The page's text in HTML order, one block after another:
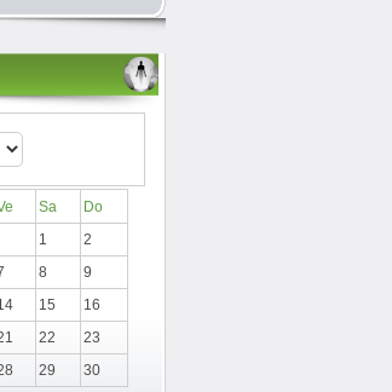
Sa
Do
1
2
8
9
15
16
22
23
29 30